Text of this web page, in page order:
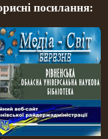
посилання: